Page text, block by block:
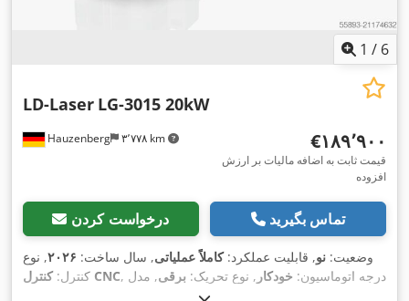
1 / 6
Hauzenberg ۳٬۷۷۸ km
LD-Laser LG-3015 20kW
‎€۱۸۹٬۹۰۰
قیمت ثابت به اضافه مالیات بر ارزش
افزوده
درخواست کردن تماس بگیرید
وضعیت: نو, قابلیت عملکرد:کاملاً عملیاتی, سال ساخت: ۲۰۲۶, نوع
کنترل: کنترل CNC , درجه اتوماسیون: خودکار , نوع تحریک: برقی, مدل